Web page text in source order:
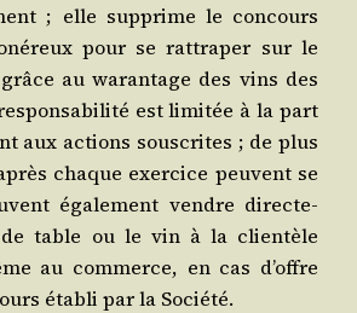
; elle sup­prime le concours
pour se rat­tra­per sur le
au waran­tage des vins des
est limi­tée à la part
aux actions sous­crites ; de plus
chaque exer­cice peuvent se
éga­le­ment vendre direc­te­
table ou le vin à la clien­tèle
au com­merce, en cas d’offre
éta­bli par la Société.